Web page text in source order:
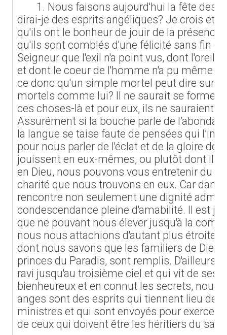
1. Nous faisons aujourd'hui la fête des
dirai-je des esprits angéliques? Je crois et
qu'ils ont le bonheur de jouir de la présence
qu'ils sont comblés d'une félicité sans fin
Seigneur que l'exil n'a point vus, dont
et dont le coeur de l'homme n'a pu même
ce donc qu'un simple mortel peut dire sur
mortels comme lui? Il ne saurait se former
ces choses-là et pour eux, ils ne sauraient
Assurément si la bouche parle de
la langue se taise faute de pensées qui
pour nous parler de l'éclat et de la gloire
jouissent en eux-mêmes, ou plutôt dont ils
en Dieu, nous pouvons vous entretenir du
charité que nous trouvons en eux. Car
rencontre non seulement une dignité
condescendance pleine d'amabilité. Il est
que ne pouvant nous élever jusqu'à la
nous nous attachions d'autant plus
dont nous savons que les familiers de Dieu,
princes du Paradis, sont remplis. D'ailleurs
ravi jusqu'au troisième ciel et qui vit de ses
bienheureux et en connut les secrets, nous
anges sont des esprits qui tiennent lieu de
ministres et qui sont envoyés pour exercer
de ceux qui doivent être les héritiers du